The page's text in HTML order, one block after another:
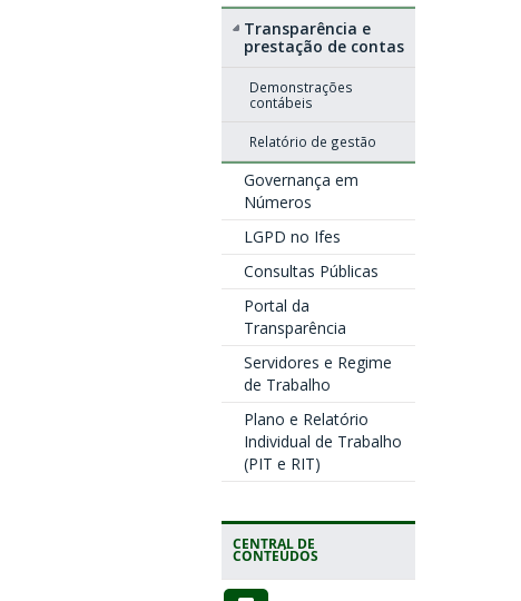
Transparência e
prestação de contas
Demonstrações
contábeis
Relatório de gestão
Governança em
Números
LGPD no Ifes
Consultas Públicas
Portal da
Transparência
Servidores e Regime
de Trabalho
Plano e Relatório
Individual de Trabalho
(PIT e RIT)
CENTRAL DE
CONTEÚDOS